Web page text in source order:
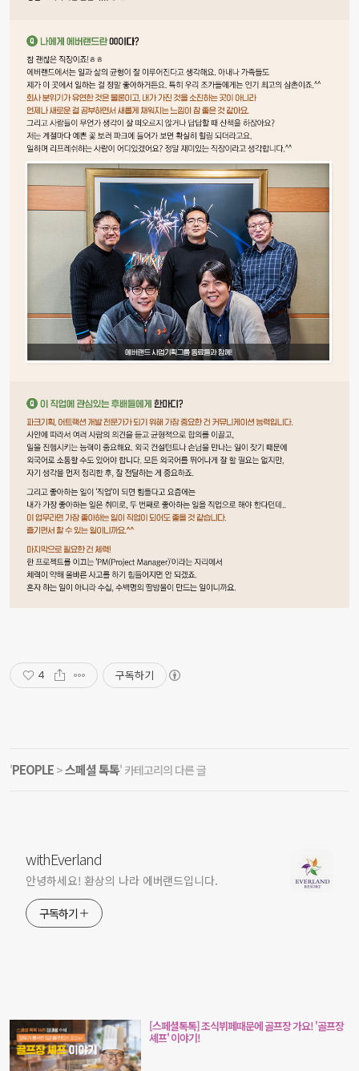
4 구독하기
'PEOPLE >스페셜 톡톡' 카테고리의 다른 글
withEverland
안녕하세요! 환상의 나라 에버랜드입니다.
구독하기
[스페셜톡톡] 조식뷔페때문에 골프장 가요! '골프장
셰프' 이야기!